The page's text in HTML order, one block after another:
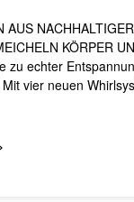
AUS
KÖRPER
zu echter
vier neuen